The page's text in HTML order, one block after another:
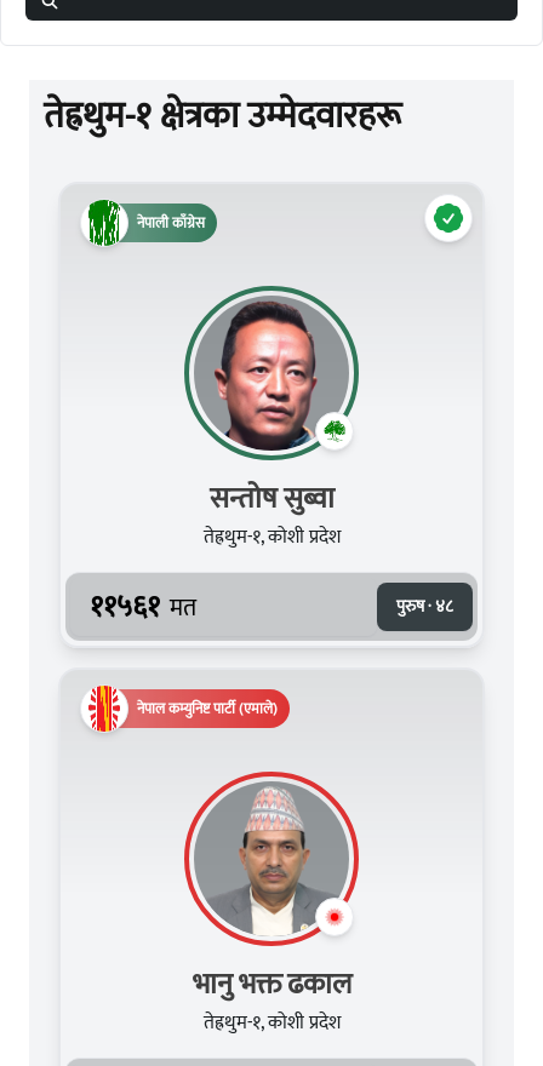
तेह्रथुम-१ क्षेत्रका उम्मेदवारहरू
नेपाली काँग्रेस
सन्तोष सुब्वा
तेह्रथुम-१, कोशी प्रदेश
११५६१ मत पुरुष · ४८
नेपाल कम्युनिष्ट पार्टी (एमाले)
भानु भक्त ढकाल
तेह्रथुम-१, कोशी प्रदेश